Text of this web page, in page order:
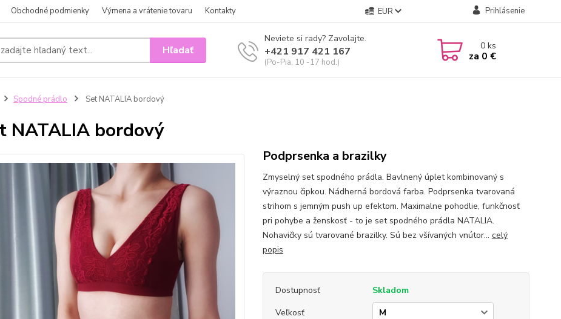
Obchodné podmienky Výmena a vrátenie tovaru Kontakty EUR Prihlásenie
Hľadať
Neviete si rady? Zavolajte.
+421 917 421 167
(Po-Pia, 10 -17 hod.)
0ks
za 0 €
Spodné prádlo Set NATALIA bordový
NATALIA bordový
Podprsenka a brazilky
Zmyselný set spodného prádla. Bavlnený úplet kombinovaný s
výraznou čipkou. Nádherná bordová farba. Podprsenka tvarovaná
strihom s jemným push up efektom. Maximalne pohodlie, funkčnosť
pri pohybe a ženskosť - to je set spodného prádla NATALIA.
Nohavičky sú tvarované brazilky. Sú bez všívaných vnútor... celý
popis
Dostupnosť
Skladom
Veľkosť